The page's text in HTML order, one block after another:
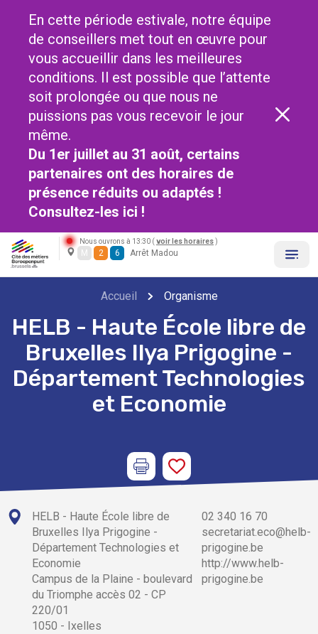
En cette période estivale, notre équipe
de conseillers met tout en œuvre pour
vous accueillir dans les meilleures
conditions. Il est possible que l’attente
soit prolongée ou que nous ne
puissions pas vous recevoir le jour
même.
Du 1er juillet au 31 août, certains
partenaires ont des horaires de
présence réduits ou adaptés !
Consultez-les ici !
Nous ouvrons à 13:30 ( voir les horaires )
M 2 6 Arrêt Madou
Accueil Organisme
HELB - Haute École libre de
Bruxelles Ilya Prigogine -
Département Technologies
et Economie
HELB - Haute École libre de
Bruxelles Ilya Prigogine -
Département Technologies et
Economie
Campus de la Plaine - boulevard
du Triomphe accès 02 - CP
220/01
1050 - Ixelles
02 340 16 70
secretariat.eco@helb-
prigogine.be
http://www.helb-
prigogine.be